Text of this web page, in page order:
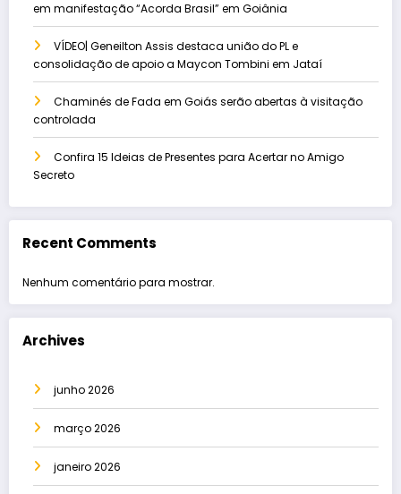
em manifestação “Acorda Brasil” em Goiânia
VÍDEO| Geneilton Assis destaca união do PL e
consolidação de apoio a Maycon Tombini em Jataí
Chaminés de Fada em Goiás serão abertas à visitação
controlada
Confira 15 Ideias de Presentes para Acertar no Amigo
Secreto
Recent Comments
Nenhum comentário para mostrar.
Archives
junho 2026
março 2026
janeiro 2026